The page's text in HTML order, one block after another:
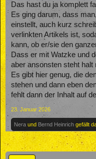
Das hast du ja komplett
Es ging darum, dass
einstellt, auch kurz
verlinkten Artikels ist,
kann, ob er/sie den
Dass er mit Watzke und
aber ansonsten steht halt
Es gibt hier genug, die
stehen und dann eben
fehlt dann der Inhalt auf
23. Januar 2026
Nera und Bernd Heinrich gefällt